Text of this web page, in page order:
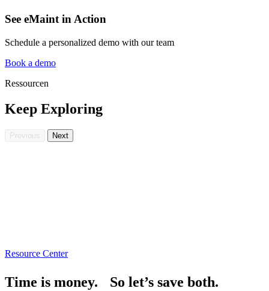
See eMaint in Action
Schedule a personalized demo with our team
Book a demo
Ressourcen
Keep Exploring
Previous Next
Read more
Resource Center
Time is money. So let’s save both.